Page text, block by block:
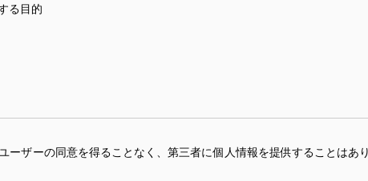
る目的
ーザーの同意を得ることなく、第三者に個人情報を提供することは